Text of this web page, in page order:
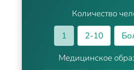
Количество
1
2-10
Медицинское